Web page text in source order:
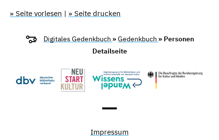
» Seite vorlesen | » Seite drucken
Digitales Gedenkbuch »Gedenkbuch » Personen
Detailseite
Impressum